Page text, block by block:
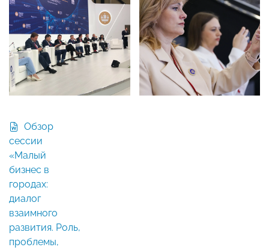
сессии
«Малый
бизнес в
городах:
диалог
взаимного
развития. Роль,
проблемы,